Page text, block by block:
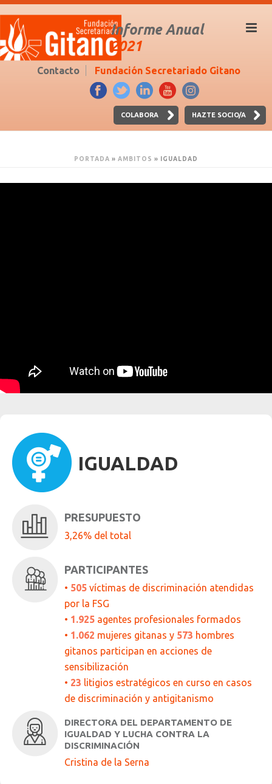
Informe Anual
2021
Contacto Fundación Secretariado Gitano
COLABORA HAZTE SOCIO/A
PORTADA » AMBITOS » IGUALDAD
IGUALDAD
PRESUPUESTO
3,26% del total
PARTICIPANTES
• 505 víctimas de discriminación atendidas
por la FSG
• 1.925 agentes profesionales formados
• 1.062 mujeres gitanas y 573 hombres
gitanos participan en acciones de
sensibilización
• 23 litigios estratégicos en curso en casos
de discriminación y antigitanismo
DIRECTORA DEL DEPARTAMENTO DE
IGUALDAD Y LUCHA CONTRA LA
DISCRIMINACIÓN
Cristina de la Serna